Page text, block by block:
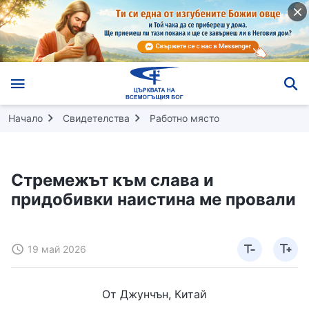
Начало Свидетелства Работно място
Стремежът към слава и
придобивки наистина ме провали
19 май 2026
От Джунчън, Китай